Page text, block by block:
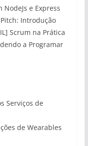
NodeJs e Express
Pitch: Introdução
Scrum na Prática
a Programar
Serviços de
de Wearables